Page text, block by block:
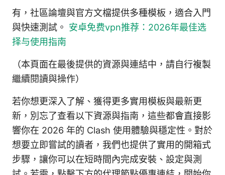
有，社區論壇與官方文檔提供多種模板，適合入門
與快速測試。 安卓免费vpn推荐：2026年最佳选
择与使用指南
（本頁面在最後提供的資源與連結中，請自行複製
繼續閱讀與操作）
若你想更深入了解、獲得更多實用模板與最新更
新，別忘了查看以下資源與指南，這些都會直接影
響你在 2026 年的 Clash 使用體驗與穩定性。對於
想要立即嘗試的讀者，我們也提供了實用的開箱式
步驟，讓你可以在短時間內完成安裝、設定與測